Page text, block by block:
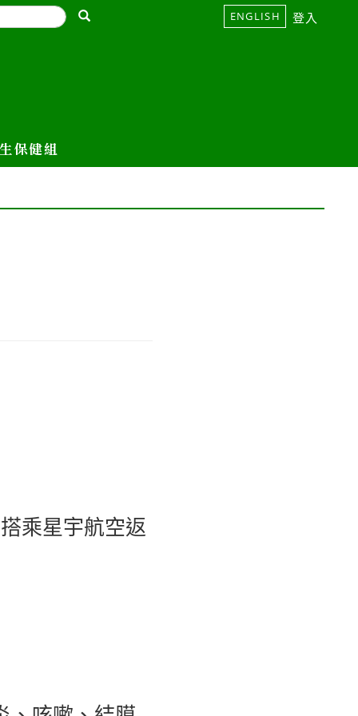
ENGLISH 登入
保健組
乘星宇航空返